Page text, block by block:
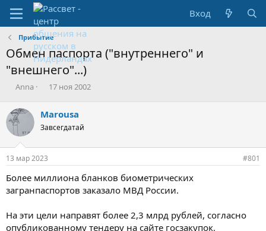
Вход
Прибытие
Обмен паспорта ("внутреннего" и
"внешнего"...)
А
т
о
р
т
е
м
Anna
Д
а
с
з
н
и
17 ноя 2002
Marousa
Завсегдатай
13 мар 2023 #801
Более миллиона бланков биометрических
загранпаспортов заказало МВД России.
На эти цели направят более 2,3 млрд рублей, согласно
опубликованному тендеру на сайте госзакупок.